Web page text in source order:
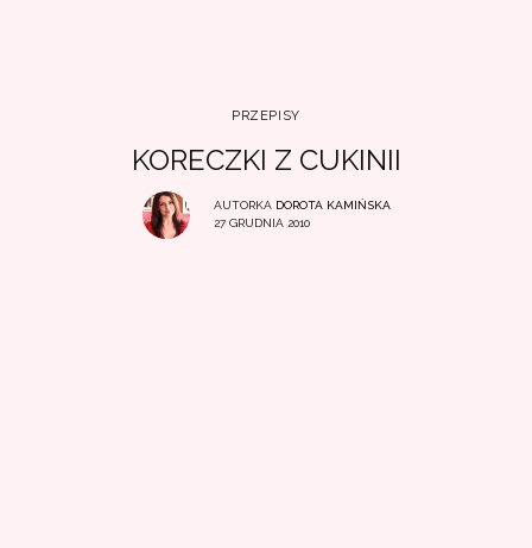
PRZEPISY
KORECZKI Z CUKINII
AUTORKA DOROTA KAMIŃSKA
27 GRUDNIA 2010